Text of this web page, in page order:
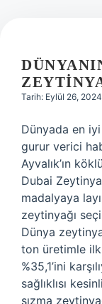
Tarih: Eylül 26, 2024
Dünyada en
gurur verici
Ayvalık’ın
Dubai
madalyaya
zeytinyağı
Dünya
ton üretimle
%35,1’ini
sağlıklısı
sızma